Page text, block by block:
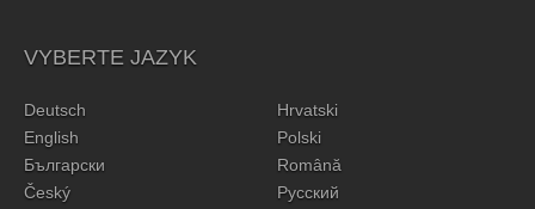
VYBERTE JAZYK
Deutsch
English
Български
Český
Hrvatski
Polski
Română
Русский